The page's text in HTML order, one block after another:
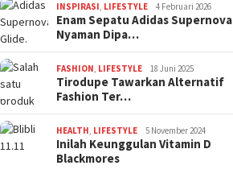
INSPIRASI, LIFESTYLE 4 Februari 2026
Enam Sepatu Adidas Supernova
Nyaman Dipa…
FASHION, LIFESTYLE 18 Juni 2025
Tirodupe Tawarkan Alternatif
Fashion Ter…
HEALTH, LIFESTYLE 5 November 2024
Inilah Keunggulan Vitamin D
Blackmores